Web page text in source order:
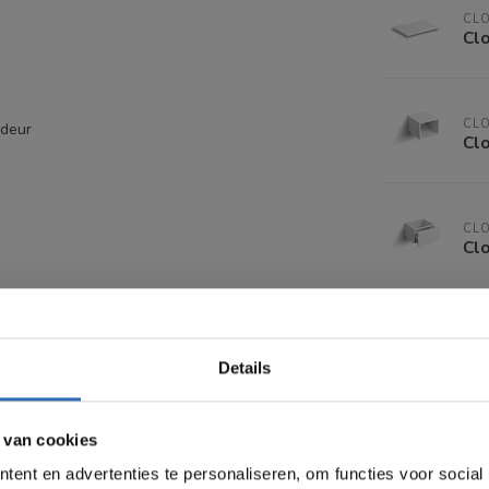
Details
cookies
en advertenties te personaliseren, om functies voor social